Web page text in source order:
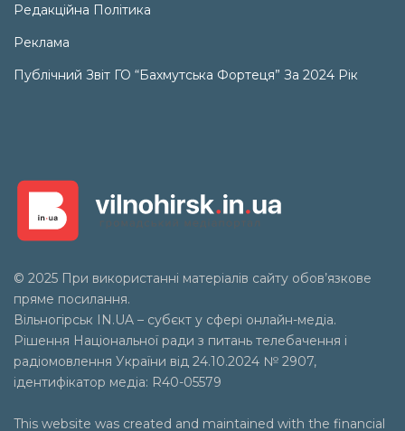
Редакційна Політика
Реклама
Публічний Звіт ГО “Бахмутська Фортеця” За 2024 Рік
© 2025 При використанні матеріалів сайту обов’язкове
пряме посилання.
Вільногірськ
IN.UA – субєкт у сфері онлайн-медіа.
Рішення Національної ради з питань телебачення і
радіомовлення України від 24.10.2024 № 2907,
ідентифікатор медіа: R40-05579
This website was created and maintained with the financial